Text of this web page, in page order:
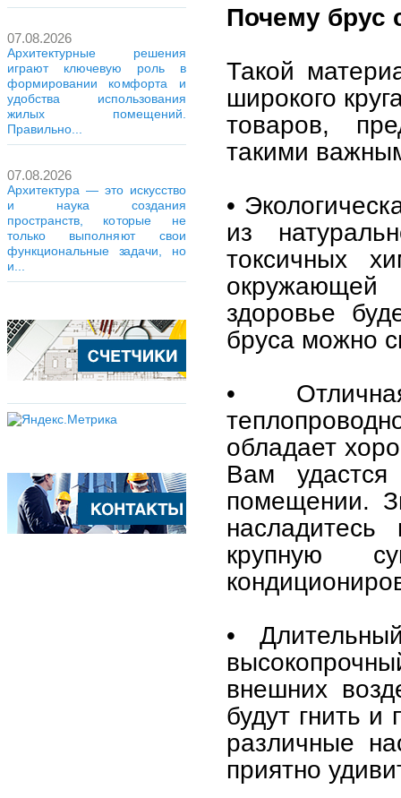
07.08.2026
Архитектурные решения
играют ключевую роль в
формировании комфорта и
удобства использования
жилых помещений.
Правильно...
07.08.2026
Архитектура — это искусство
и наука создания
пространств, которые не
только выполняют свои
функциональные задачи, но
и...
Почему брус
Такой
широкого
товаров,
такими
•
из
токсичных
здоровье
бруса можно
•
обладает
Вам
помещении.
насладитесь
крупную
•
внешних
будут гнить
различные
приятно